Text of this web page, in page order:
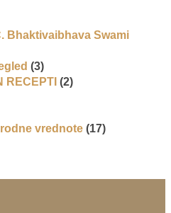
Bhaktivaibhava Swami
(3)
RECEPTI (2)
vrednote (17)